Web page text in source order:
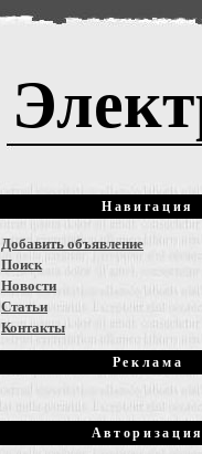
Навигация
Добавить объявление
Поиск
Новости
Статьи
Контакты
Реклама
Авторизация